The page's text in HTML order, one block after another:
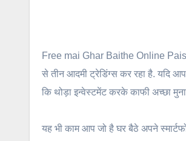
Free mai Ghar Baithe Online
से तीन आदमी ट्रेडिंग्स कर रहा है. यदि
कि थोड़ा इन्वेस्टमेंट करके काफी अच्छा
यह भी काम आप जो है घर बैठे अपने